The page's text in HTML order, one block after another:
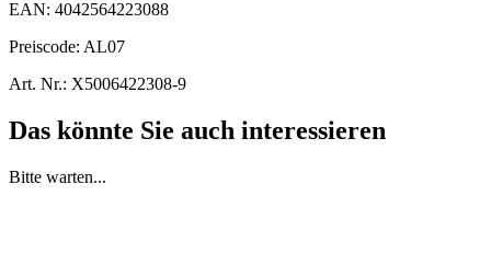
EAN: 4042564223088
Preiscode: AL07
Art. Nr.: X5006422308-9
Das könnte Sie auch interessieren
Bitte warten...